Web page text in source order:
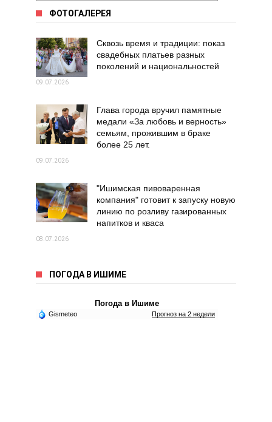
ФОТОГАЛЕРЕЯ
Сквозь время и традиции: показ
свадебных платьев разных
поколений и национальностей
09.07.2026
Глава города вручил памятные
медали «За любовь и верность»
семьям, прожившим в браке
более 25 лет.
09.07.2026
"Ишимская пивоваренная
компания" готовит к запуску новую
линию по розливу газированных
напитков и кваса
08.07.2026
ПОГОДА В ИШИМЕ
Погода в Ишиме
Gismeteo Прогноз на 2 недели